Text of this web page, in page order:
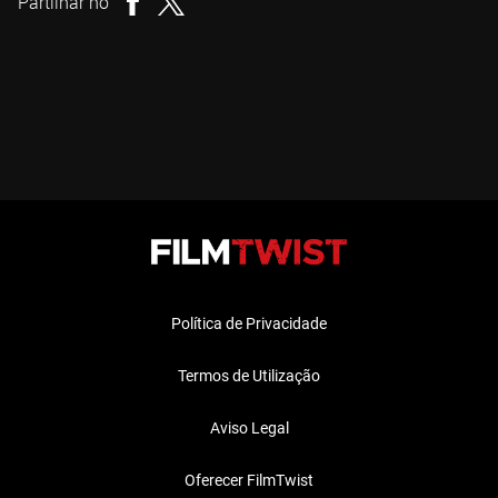
Política de Privacidade
Termos de Utilização
Aviso Legal
Oferecer FilmTwist